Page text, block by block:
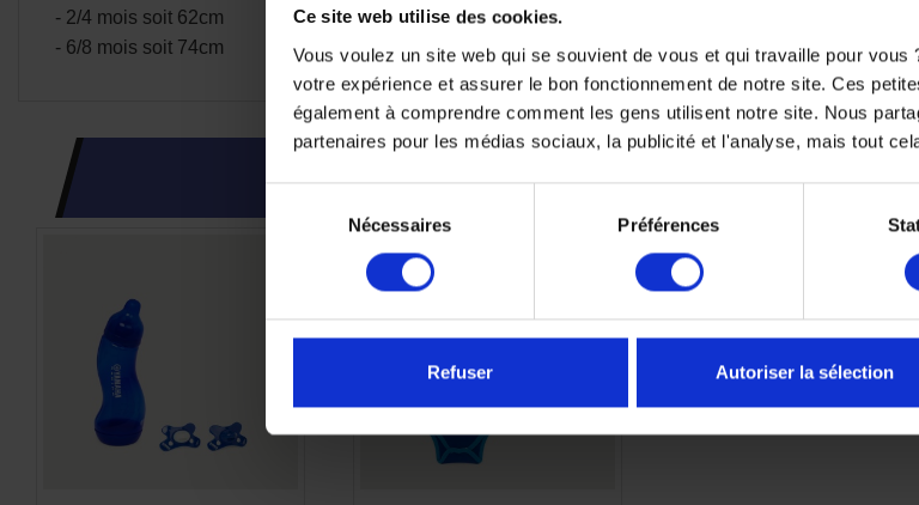
Ce site web utilise des cookies.
Vous voulez un site web qui se souvient de vous et qui travaille pour
votre expérience et assurer le bon fonctionnement de notre site. Ces
également à comprendre comment les gens utilisent notre site. Nous
partenaires pour les médias sociaux, la publicité et l'analyse, mais tout
consentement
Nécessaires Préférences
Refuser Autoriser la sélection
- 2/4 mois soit 62cm
- 6/8 mois soit 74cm
CES PRODUITS SONT